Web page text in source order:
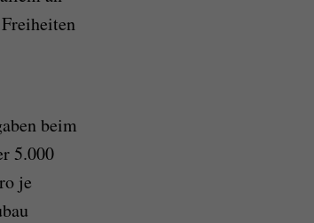
beim
5.000
je